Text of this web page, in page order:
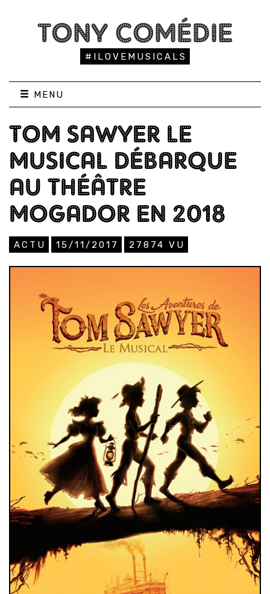
TONY COMÉDIE
#ILOVEMUSICALS
MENU
TOM SAWYER LE
MUSICAL DÉBARQUE
AU THÉÂTRE
MOGADOR EN 2018
ACTU 15/11/2017 27874 VU